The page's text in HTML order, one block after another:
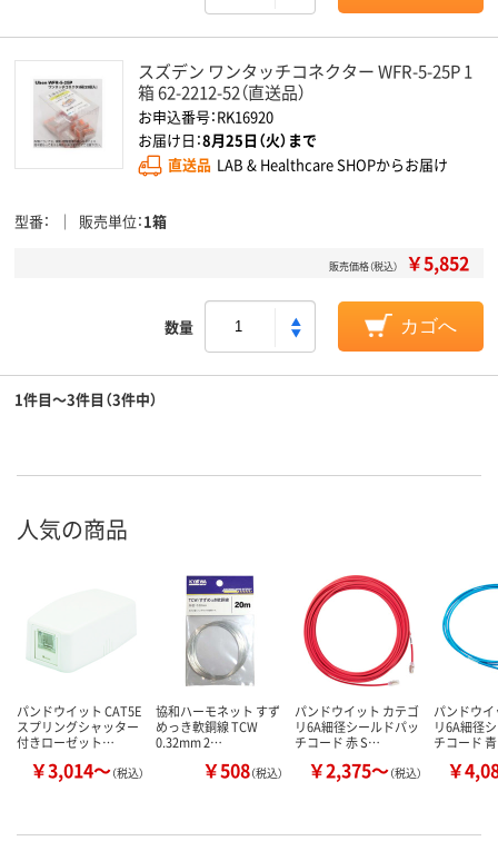
スズデン ワンタッチコネクター WFR-5-25P 1
箱 62-2212-52（直送品）
お申込番号：RK16920
お届け日：8月25日（火）まで
直送品 LAB & Healthcare SHOPからお届け
型番 販売単位 1箱
販売価格（税込） ￥5,852
数量 カゴへ
1件目～3件目（3件中）
人気の商品
パンドウイット CAT5E
スプリングシャッター
付きローゼット…
￥3,014～（税込）
協和ハーモネット すず
めっき軟銅線 TCW
0.32mm 2…
￥508（税込）
パンドウイット カテゴ
リ6A細径シールドパッ
チコード 赤 S…
￥2,375～（税込）
パンドウ
リ6A細径
チコード
￥